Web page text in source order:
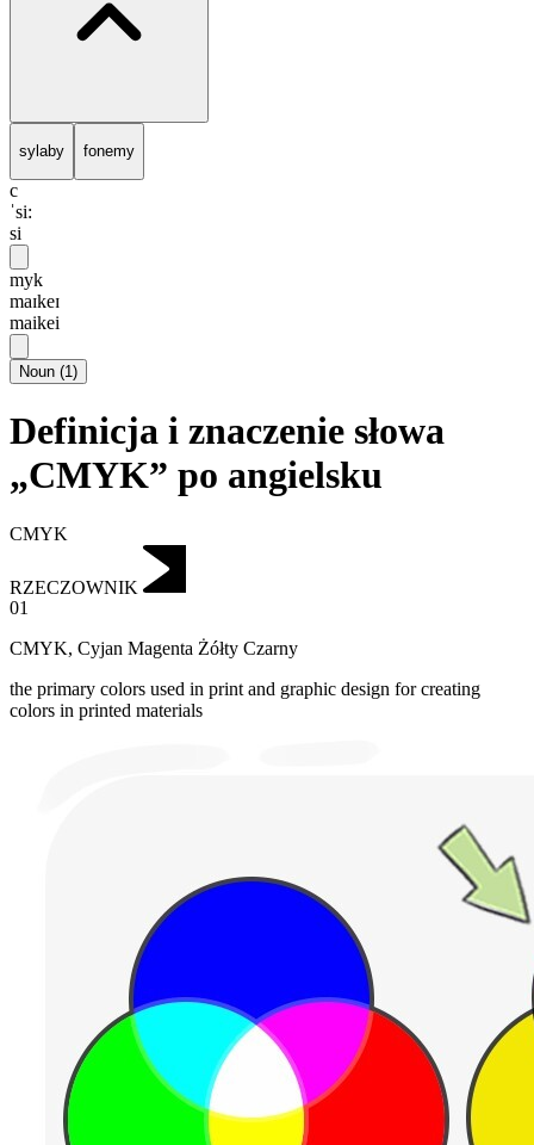
sylaby fonemy
c
ˈsi:
si
myk
maɪkeɪ
maikei
Noun (1)
Definicja i znaczenie słowa
„CMYK” po angielsku
CMYK
RZECZOWNIK
01
CMYK, Cyjan Magenta Żółty Czarny
the primary colors used in print and graphic design for creating
colors in printed materials